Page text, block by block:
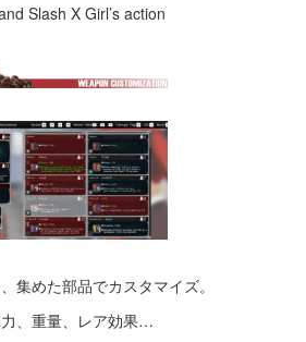
Slash X Girl’s action
集めた部品でカスタマイズ。
、重量、レア効果…